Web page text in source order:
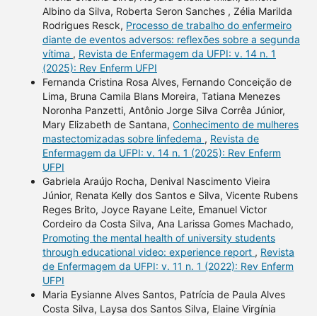
Albino da Silva, Roberta Seron Sanches , Zélia Marilda
Rodrigues Resck, Processo de trabalho do enfermeiro
diante de eventos adversos: reflexões sobre a segunda
vítima , Revista de Enfermagem da UFPI: v. 14 n. 1
(2025): Rev Enferm UFPI
Fernanda Cristina Rosa Alves, Fernando Conceição de
Lima, Bruna Camila Blans Moreira, Tatiana Menezes
Noronha Panzetti, Antônio Jorge Silva Corrêa Júnior,
Mary Elizabeth de Santana, Conhecimento de mulheres
mastectomizadas sobre linfedema , Revista de
Enfermagem da UFPI: v. 14 n. 1 (2025): Rev Enferm
UFPI
Gabriela Araújo Rocha, Denival Nascimento Vieira
Júnior, Renata Kelly dos Santos e Silva, Vicente Rubens
Reges Brito, Joyce Rayane Leite, Emanuel Victor
Cordeiro da Costa Silva, Ana Larissa Gomes Machado,
Promoting the mental health of university students
through educational video: experience report , Revista
de Enfermagem da UFPI: v. 11 n. 1 (2022): Rev Enferm
UFPI
Maria Eysianne Alves Santos, Patrícia de Paula Alves
Costa Silva, Laysa dos Santos Silva, Elaine Virgínia